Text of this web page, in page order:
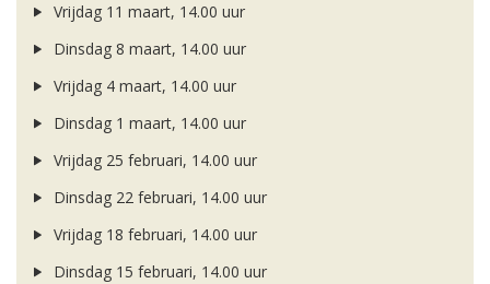
Vrijdag 11 maart, 14.00 uur
Dinsdag 8 maart, 14.00 uur
Vrijdag 4 maart, 14.00 uur
Dinsdag 1 maart, 14.00 uur
Vrijdag 25 februari, 14.00 uur
Dinsdag 22 februari, 14.00 uur
Vrijdag 18 februari, 14.00 uur
Dinsdag 15 februari, 14.00 uur